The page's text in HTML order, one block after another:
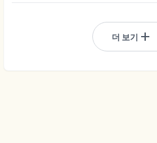
더 보기 add